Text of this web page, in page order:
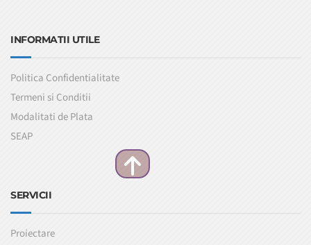
INFORMATII UTILE
Politica Confidentialitate
Termeni si Conditii
Modalitati de Plata
SEAP
SERVICII
Proiectare